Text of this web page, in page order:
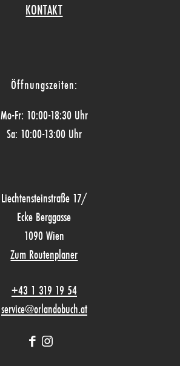
KONTAKT
Öffnungszeiten:
Mo-Fr: 10:00-18:30 Uhr
Sa: 10:00-13:00 Uhr
Liechtensteinstraße 17/
Ecke Berggasse
1090 Wien
Zum Routenplaner
+43 1 319 19 54
service@orlandobuch.at